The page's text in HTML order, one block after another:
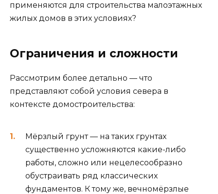
применяются для строительства малоэтажных
жилых домов в этих условиях?
Ограничения и сложности
Рассмотрим более детально — что
представляют собой условия севера в
контексте домостроительства:
Мёрзлый грунт — на таких грунтах
существенно усложняются какие-либо
работы, сложно или нецелесообразно
обустраивать ряд классических
фундаментов. К тому же, вечномёрзлые